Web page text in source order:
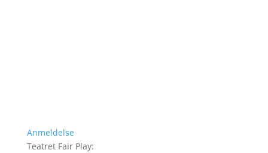
Anmeldelse
Teatret Fair Play: